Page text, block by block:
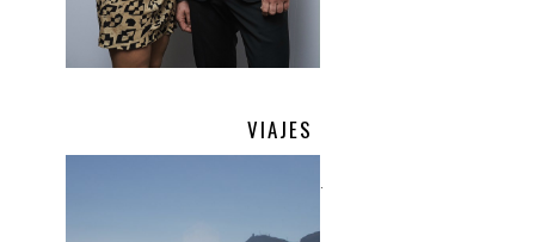
VIAJES
.